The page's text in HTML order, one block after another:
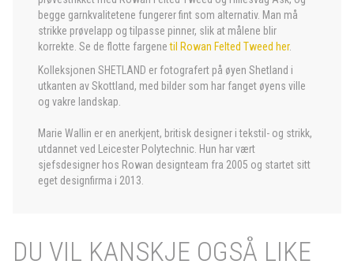
begge garnkvalitetene fungerer fint som alternativ. Man må
strikke prøvelapp og tilpasse pinner, slik at målene blir
korrekte. Se de flotte fargenetil Rowan Felted Tweed her.
Kolleksjonen SHETLAND er fotografert på øyen Shetland i
utkanten av Skottland, med bilder som har fanget øyens ville
og vakre landskap.
Marie Wallin er en anerkjent, britisk designer i tekstil- og strikk,
utdannet ved Leicester Polytechnic. Hun har vært
sjefsdesigner hos Rowan designteam fra 2005 og startet sitt
eget designfirma i 2013.
DU VIL KANSKJE OGSÅ LIKE